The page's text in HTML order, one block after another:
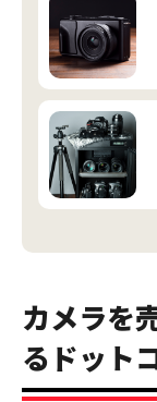
カメラを
るドット